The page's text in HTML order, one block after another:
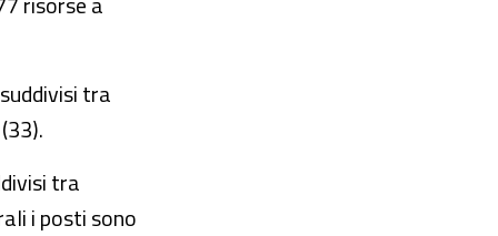
tra
tra
i posti sono